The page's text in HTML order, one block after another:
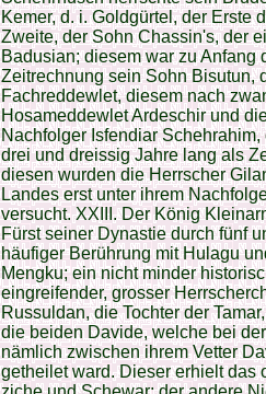
Kemer, d. i. Goldgürtel, der Erste
Zweite, der Sohn Chassin's, der
Badusian; diesem war zu Anfang
Zeitrechnung sein Sohn Bisutun,
Fachreddewlet, diesem nach
Hosameddewlet Ardeschir und
Nachfolger Isfendiar
drei und dreissig Jahre lang als
diesen wurden die Herrscher
Landes erst unter ihrem
versucht. XXIII. Der König
Fürst seiner Dynastie durch fünf
häufiger Berührung mit Hulagu
Mengku; ein nicht minder
eingreifender, grosser
Russuldan, die Tochter der
die beiden Davide, welche bei
nämlich zwischen ihrem Vetter
getheilet ward. Dieser erhielt das